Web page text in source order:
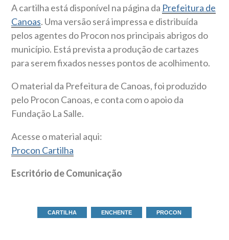
A cartilha está disponível na página da Prefeitura de
Canoas. Uma versão será impressa e distribuída
pelos agentes do Procon nos principais abrigos do
município. Está prevista a produção de cartazes
para serem fixados nesses pontos de acolhimento.
O material da Prefeitura de Canoas, foi produzido
pelo Procon Canoas, e conta com o apoio da
Fundação La Salle.
Acesse o material aqui:
Procon Cartilha
Escritório de Comunicação
CARTILHA ENCHENTE PROCON